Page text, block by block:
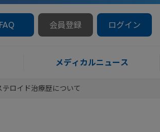
FAQ 会員登録 ログイン
メディカルニュース
ロイド治療歴について